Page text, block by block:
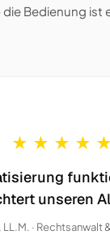
Bedienung ist
★ ★ ★ ★ ★
unseren
LL.M. · Rechtsanwalt